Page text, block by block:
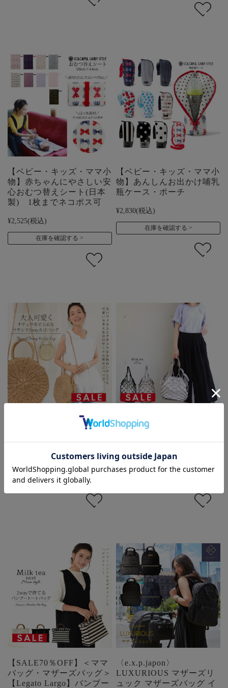
【ベビー・キッズ・ママ小
物】赤ちゃんにやさしい安
心おむつ替えシート(日本
製) 1枚までネコポス可
¥2,525(税込)
在庫を確認する
【ベビー・キッズ・ママ小
物】あんしんお出かけ哺乳
瓶ケース・ポーチ
¥2,830(税込)
在庫を確認する
【SALE70％OFF】＜Milk
tea next＞ラウンド2wayカ
ゴバッグ
(税込)
在庫を確認する
【SALE70％OFF】＜milk
ッシュバッグ
SALE: ¥1,195(税込)
【SALE70％OFF】＜ママ
バッグ・マザーズバッグ＞
【Legato Largo】バンブー
〈e.x.p.japon〉
LUXURIOUS マザーズリ
ュック マザーズバッグ イ